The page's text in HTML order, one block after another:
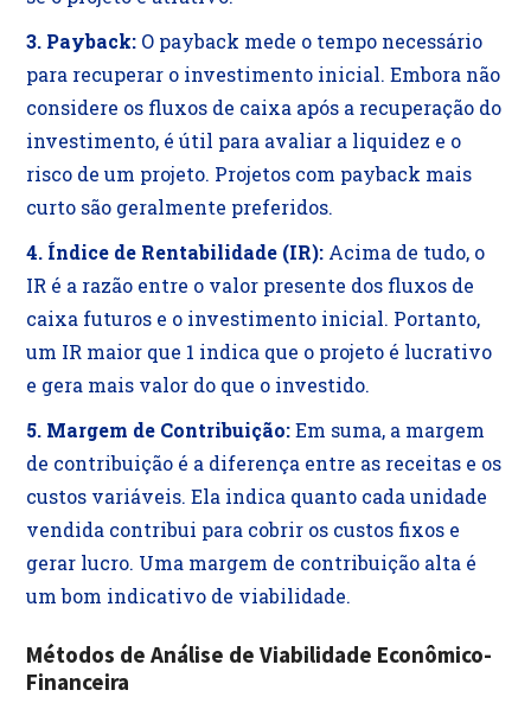
3. Payback: O payback mede o tempo necessário
para recuperar o investimento inicial. Embora não
considere os fluxos de caixa após a recuperação do
investimento, é útil para avaliar a liquidez e o
risco de um projeto. Projetos com payback mais
curto são geralmente preferidos.
4. Índice de Rentabilidade (IR): Acima de tudo, o
IR é a razão entre o valor presente dos fluxos de
caixa futuros e o investimento inicial. Portanto,
um IR maior que 1 indica que o projeto é lucrativo
e gera mais valor do que o investido.
5. Margem de Contribuição:Em suma, a margem
de contribuição é a diferença entre as receitas e os
custos variáveis. Ela indica quanto cada unidade
vendida contribui para cobrir os custos fixos e
gerar lucro. Uma margem de contribuição alta é
um bom indicativo de viabilidade.
Métodos de Análise de Viabilidade Econômico-
Financeira